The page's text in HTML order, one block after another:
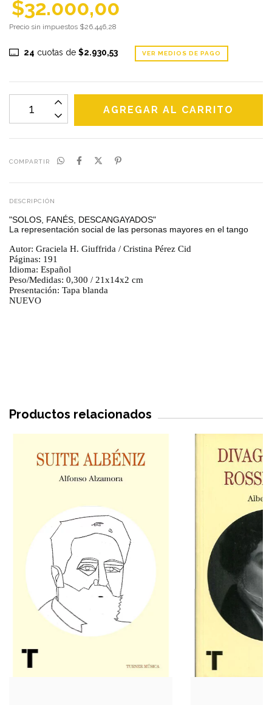
$32.000,00
Precio sin impuestos $26.446,28
24 cuotas de $2.930,53 VER MEDIOS DE PAGO
COMPARTIR
DESCRIPCIÓN
"SOLOS, FANÉS, DESCANGAYADOS"
La representación social de las personas mayores en el tango
Autor: Graciela H. Giuffrida / Cristina Pérez Cid
Páginas: 191
Idioma: Español
Peso/Medidas: 0,300 / 21x14x2 cm
Presentación: Tapa blanda
NUEVO
Productos relacionados